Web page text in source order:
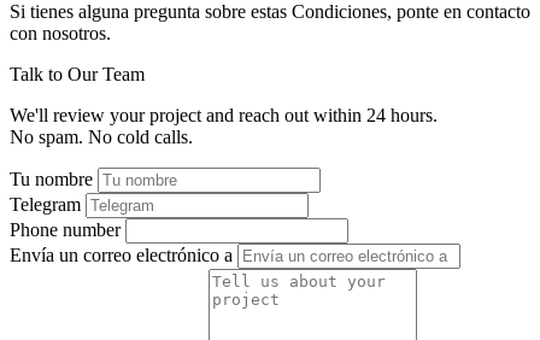
Si tienes alguna pregunta sobre estas Condiciones, ponte en contacto
con nosotros.
Talk to Our Team
We'll review your project and reach out within 24 hours.
No spam. No cold calls.
Tu nombre
Telegram
Phone number
Envía un correo electrónico a